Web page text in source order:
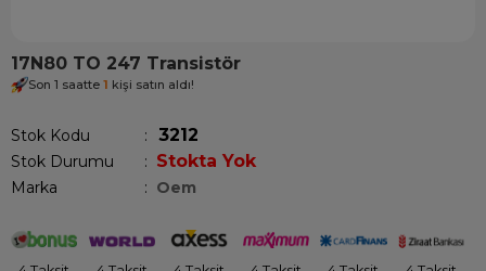
17N80 TO 247 Transistör
Son 1 saatte 1 kişi satın aldı!
Stok Kodu 3212
Stok Durumu : Stokta Yok
Marka : Oem